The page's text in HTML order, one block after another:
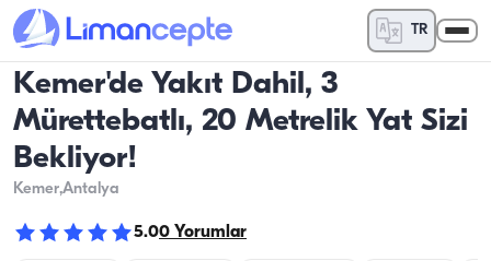
TR
Kemer'de Yakıt Dahil, 3
Mürettebatlı, 20 Metrelik Yat Sizi
Bekliyor!
Kemer,Antalya
5.00 Yorumlar